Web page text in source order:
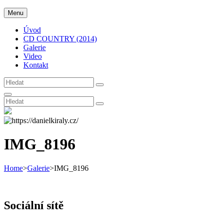
Skip
to
content
Daniel Király
Original Czech Country Music Inspired by Nashville
Menu
Úvod
CD COUNTRY (2014)
Galerie
Video
Kontakt
Search
for:
Search
Search
Search
for:
Search
IMG_8196
Home>Galerie>IMG_8196
Sociální sítě